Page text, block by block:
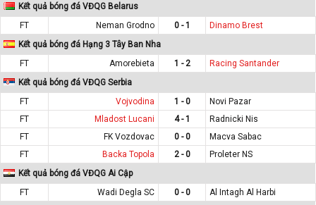
Kết quả bóng đá VĐQG Belarus
FT
Neman Grodno 0 - 1
Dinamo Brest
Kết quả bóng đá Hạng 3 Tây Ban Nha
FT
Amorebieta 1 - 2
Racing Santander
Kết quả bóng đá VĐQG Serbia
FT
Vojvodina 1 - 0
Novi Pazar
FT
Mladost Lucani 4 - 1
Radnicki Nis
FT
FK Vozdovac 0 - 0
Macva Sabac
FT
Backa Topola 2 - 0
Proleter NS
Kết quả bóng đá VĐQG Ai Cập
FT
Wadi Degla SC 0 - 0
Al Intagh Al Harbi